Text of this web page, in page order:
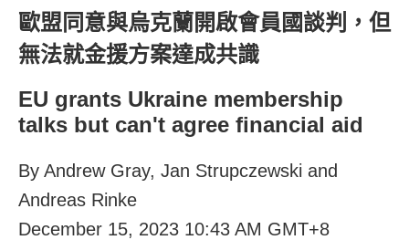
歐盟同意與烏克蘭開啟會員國談判，但
無法就金援方案達成共識
EU grants Ukraine membership
talks but can't agree financial aid
By Andrew Gray, Jan Strupczewski and
Andreas Rinke
December 15, 2023 10:43 AM GMT+8